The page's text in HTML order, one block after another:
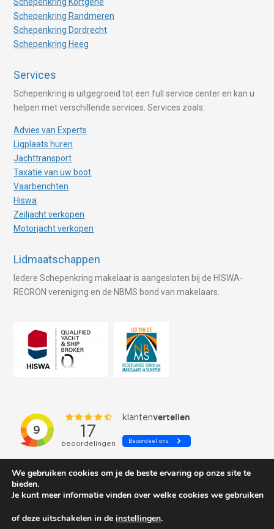
Schepenkring Randmeren
Schepenkring Dordrecht
Schepenkring Heeg
Services
Schepenkring is uitgegroeid tot een full service center en kan u
helpen met verschillende services. Services zoals:
Advies van Experts
Ligplaats huren
Jachttransport
Taxatie van uw boot
Vaarberichten
Hiswa
Zeiljacht verkopen
Motorjacht verkopen
Lidmaatschappen
Iedere Schepenkring makelaar is aangesloten bij de HISWA-
RECRON vereniging en de NBMS bond van makelaars.
We gebruiken cookies om je de beste ervaring op onze site te
bieden.
Je kunt meer informatie vinden over welke cookies we gebruiken
of deze uitschakelen in de instellingen.